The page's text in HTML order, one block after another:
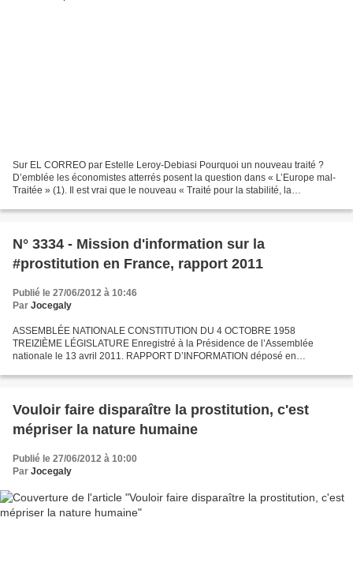
Sur EL CORREO par Estelle Leroy-Debiasi Pourquoi un nouveau traité ?
D’emblée les économistes atterrés posent la question dans « L’Europe mal-
Traitée » (1). Il est vrai que le nouveau « Traité pour la stabilité, la
N° 3334 - Mission d'information sur la
#prostitution en France, rapport 2011
Publié le 27/06/2012 à 10:46
Par Jocegaly
ASSEMBLÉE NATIONALE CONSTITUTION DU 4 OCTOBRE 1958
TREIZIÈME LÉGISLATURE Enregistré à la Présidence de l’Assemblée
nationale le 13 avril 2011. RAPPORT D’INFORMATION déposé en
CONSTITUTIONNELLES,...
Vouloir faire disparaître la prostitution, c'est
mépriser la nature humaine
Publié le 27/06/2012 à 10:00
Par Jocegaly